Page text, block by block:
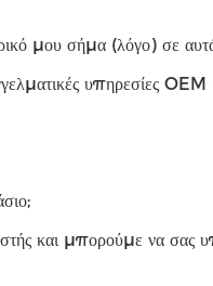
μου σήμα (λόγο) σε
υπηρεσίες OEM
και μπορούμε να σας